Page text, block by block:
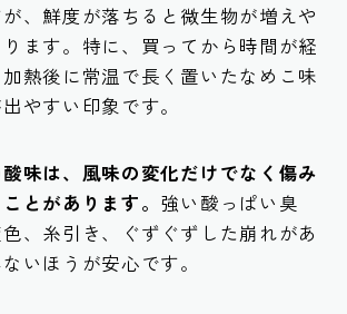
、鮮度が落ちると微生物が増えや
ます。特に、買ってから時間が経
熱後に常温で長く置いたなめこ味
やすい印象です。
味は、風味の変化だけでなく傷み
とがあります。 強い酸っぱい臭
、糸引き、ぐずぐずした崩れがあ
いほうが安心です。